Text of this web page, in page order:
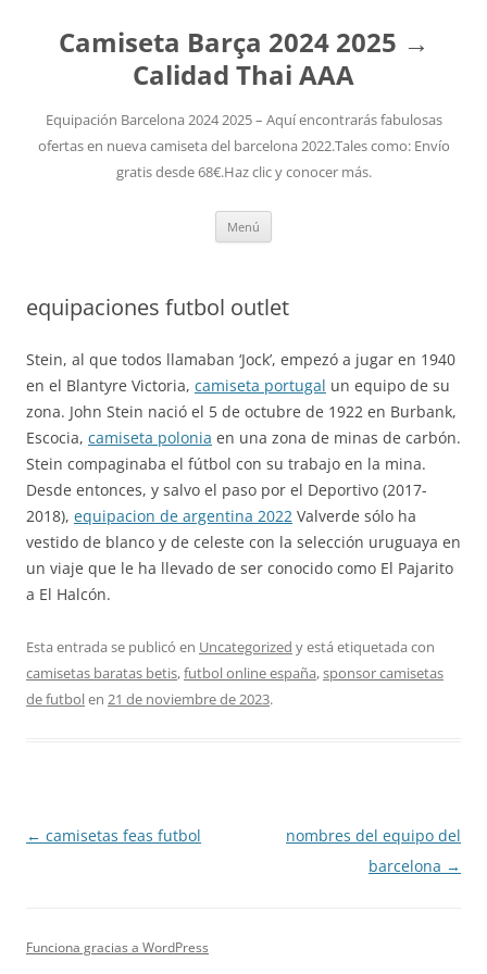
Camiseta Barça 2024 2025 →
Calidad Thai AAA
Equipación Barcelona 2024 2025 – Aquí encontrarás fabulosas
ofertas en nueva camiseta del barcelona 2022.Tales como: Envío
gratis desde 68€.Haz clic y conocer más.
Menú
equipaciones futbol outlet
Stein, al que todos llamaban ‘Jock’, empezó a jugar en 1940
en el Blantyre Victoria, camiseta portugal un equipo de su
zona. John Stein nació el 5 de octubre de 1922 en Burbank,
Escocia, camiseta polonia en una zona de minas de carbón.
Stein compaginaba el fútbol con su trabajo en la mina.
Desde entonces, y salvo el paso por el Deportivo (2017-
2018), equipacion de argentina 2022 Valverde sólo ha
vestido de blanco y de celeste con la selección uruguaya en
un viaje que le ha llevado de ser conocido como El Pajarito
a El Halcón.
Esta entrada se publicó en Uncategorized y está etiquetada con
camisetas baratas betis,futbol online españa,sponsor camisetas
de futbolen 21 de noviembre de 2023.
Navegación
← camisetas feas futbol
nombres del equipo del
barcelona →
Funciona gracias a WordPress